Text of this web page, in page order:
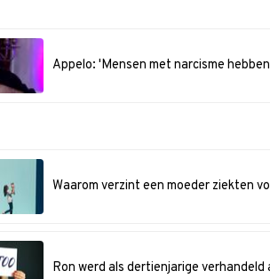
Appelo: 'Mensen met narcisme
Waarom verzint een moeder ziekten
Ron werd als dertienjarige